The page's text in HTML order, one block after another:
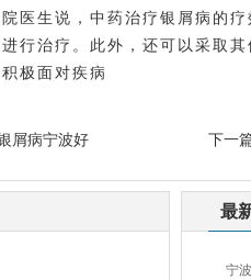
生说，中药治疗银屑病的疗
行治疗。此外，还可以采取
极面对疾病
屑病宁波好 下一
最
宁